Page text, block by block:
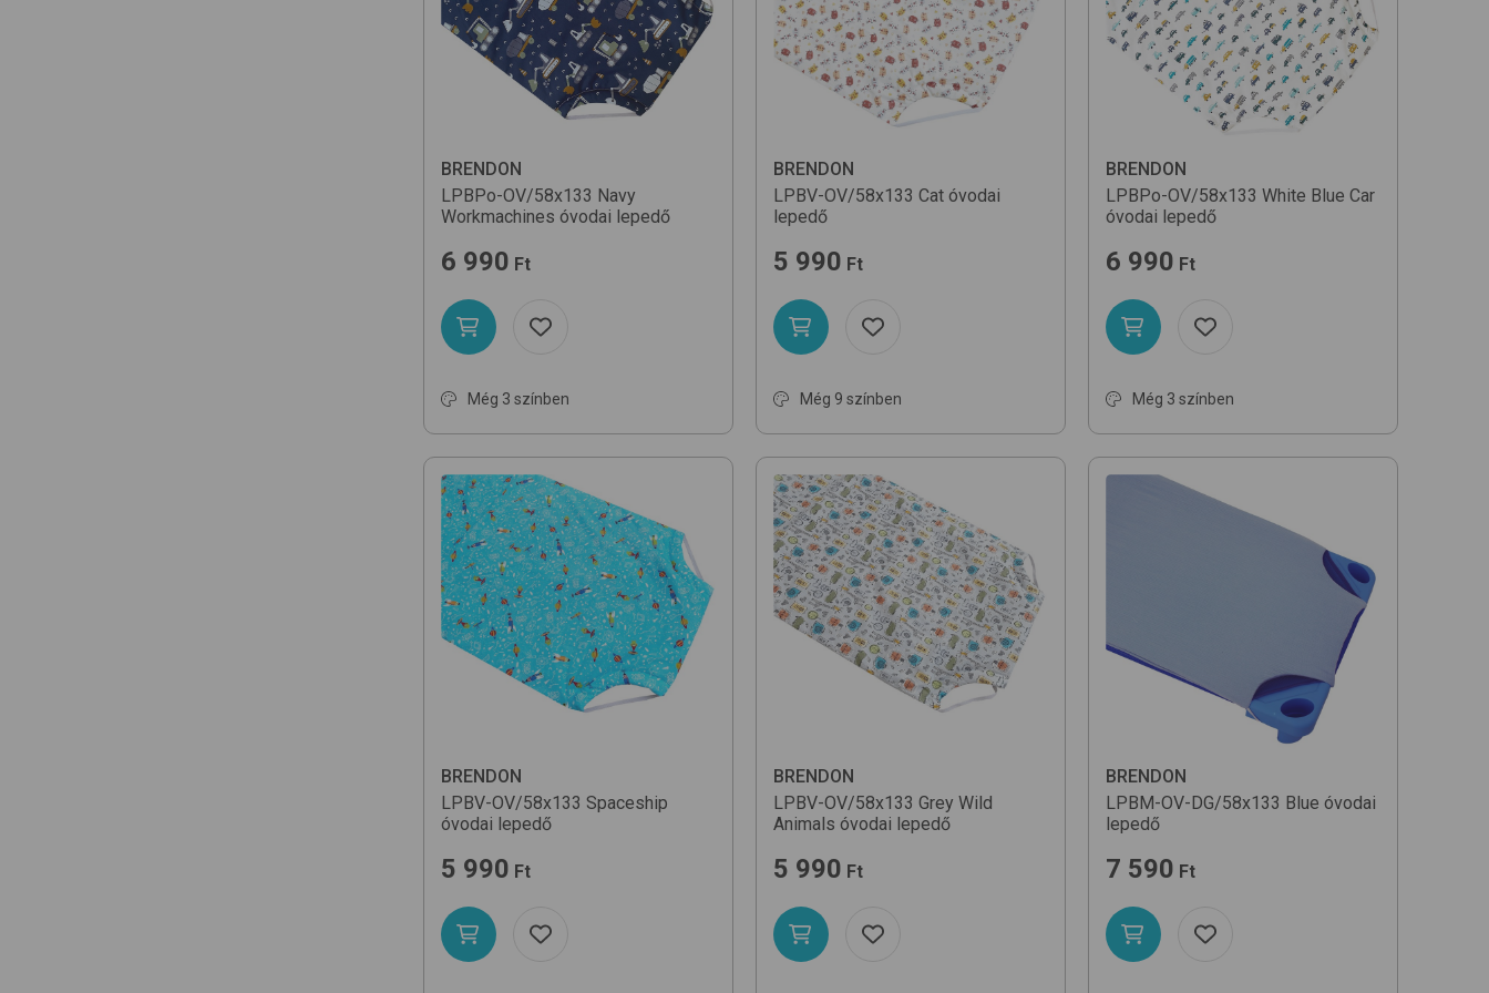
BRENDON
LPBPo-OV/58x133 Navy
Workmachines óvodai lepedő
6 990 Ft
Még 3 színben
BRENDON
LPBV-OV/58x133 Cat óvodai
lepedő
5 990 Ft
Még 9 színben
BRENDON
LPBPo-OV/58x133 White Blue Car
óvodai lepedő
6 990 Ft
Még 3 színben
BRENDON
LPBV-OV/58x133 Spaceship
óvodai lepedő
5 990 Ft
BRENDON
LPBV-OV/58x133 Grey Wild
Animals óvodai lepedő
5 990 Ft
BRENDON
LPBM-OV-DG/58x133 Blue óvodai
lepedő
7 590 Ft